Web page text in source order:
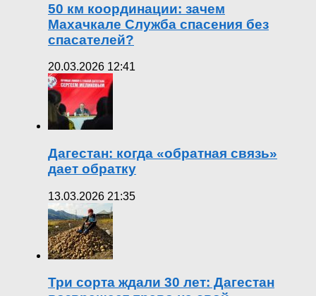
50 км координации: зачем
Махачкале Служба спасения без
спасателей?
20.03.2026 12:41
Дагестан: когда «обратная связь»
дает обратку
13.03.2026 21:35
Три сорта ждали 30 лет: Дагестан